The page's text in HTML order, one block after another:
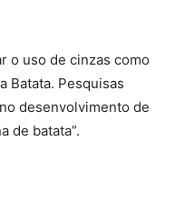
o uso de cinzas como
Batata. Pesquisas
desenvolvimento de
de batata”.